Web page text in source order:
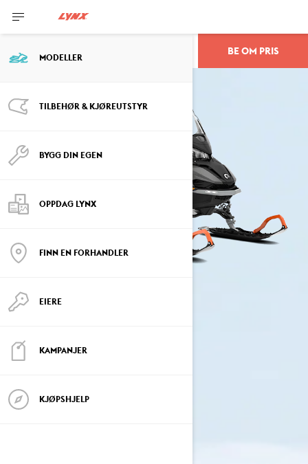
MODELLER
TILBEHØR & KJØREUTSTYR
BYGG DIN EGEN
OPPDAG LYNX
FINN EN FORHANDLER
EIERE
KAMPANJER
KJØPSHJELP
59 RANGER BE OM PRIS